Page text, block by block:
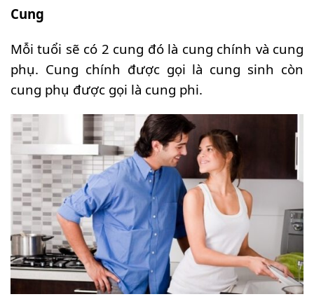
Cung
Mỗi tuổi sẽ có 2 cung đó là cung chính và cung
phụ. Cung chính được gọi là cung sinh còn
cung phụ được gọi là cung phi.